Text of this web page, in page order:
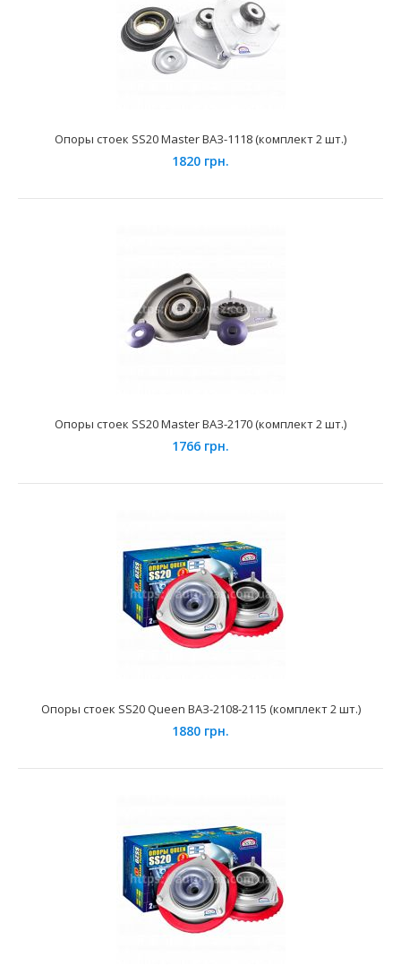
Применение на автомобилях семейства ВАЗ-2110, 2111,
2112 и их модификаций. Опора верхняя теле..
Опоры стоек SS20 Classic Мастер ВАЗ-2108-2115
(комплект 2 шт.)
3550 грн.
Опоры стоек SS20 Master ВАЗ-1118 (комплект 2 шт.)
1820 грн.
Опоры стоек SS20 Master ВАЗ-2170 (комплект 2 шт.)
1766 грн.
Опоры стоек SS20 Queen ВАЗ-2108-2115 (комплект 2 шт.)
1880 грн.